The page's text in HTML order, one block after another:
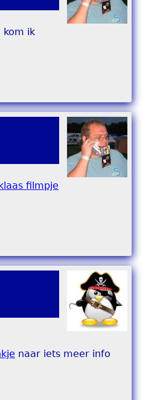
kom ik
filmpje
naar iets meer info